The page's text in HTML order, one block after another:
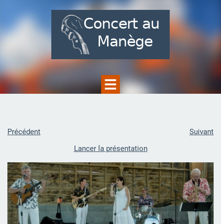
Précédent
Suivant
Lancer la présentation